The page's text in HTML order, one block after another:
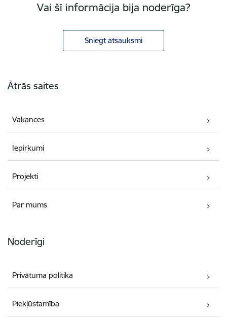
Vai šī informācija bija noderīga?
Sniegt atsauksmi
Ātrās saites
Vakances
Iepirkumi
Projekti
Par mums
Noderīgi
Privātuma politika
Piekļūstamība